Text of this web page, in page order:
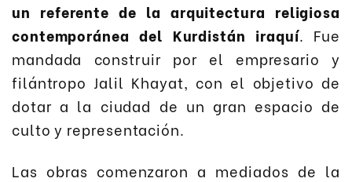
un referente de la arquitectura religiosa
contemporánea del Kurdistán iraquí. Fue
mandada construir por el empresario y
filántropo Jalil Khayat, con el objetivo de
dotar a la ciudad de un gran espacio de
culto y representación.
Las obras comenzaron a mediados de la